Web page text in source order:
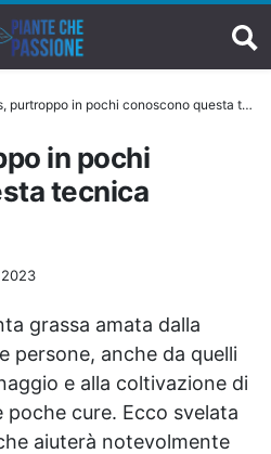
in pochi conoscono questa tecnica infallibile
in pochi
tecnica
grassa amata dalla
persone, anche da quelli
e alla coltivazione di
cure. Ecco svelata
aiuterà notevolmente